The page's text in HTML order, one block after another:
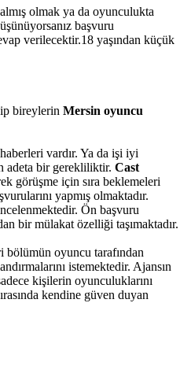
olmak ya da oyunculukta
başvuru
verilecektir.18 yaşından küçük
bireylerin Mersin oyuncu
vardır. Ya da işi iyi
adeta bir gerekliliktir. Cast
görüşme için sıra beklemeleri
yapmış olmaktadır.
Ön başvuru
bir mülakat özelliği taşımaktadır.
bölümün oyuncu tarafından
istemektedir. Ajansın
kişilerin oyunculuklarını
kendine güven duyan